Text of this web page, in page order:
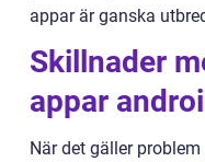
appar är ganska
Skillnader
appar
När det gäller